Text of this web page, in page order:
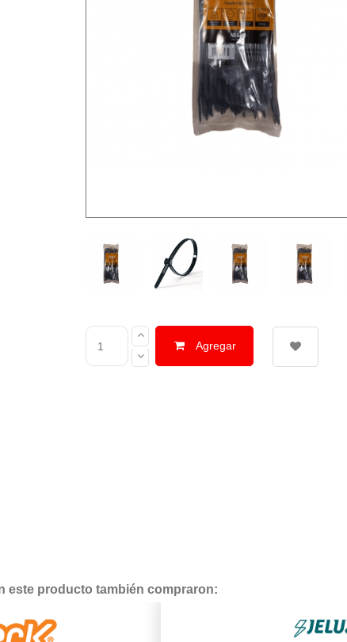
Agregar
este producto también compraron: